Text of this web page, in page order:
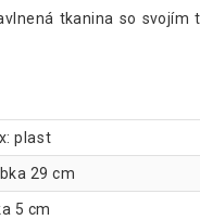
tkanina so
plast
29 cm
5 cm